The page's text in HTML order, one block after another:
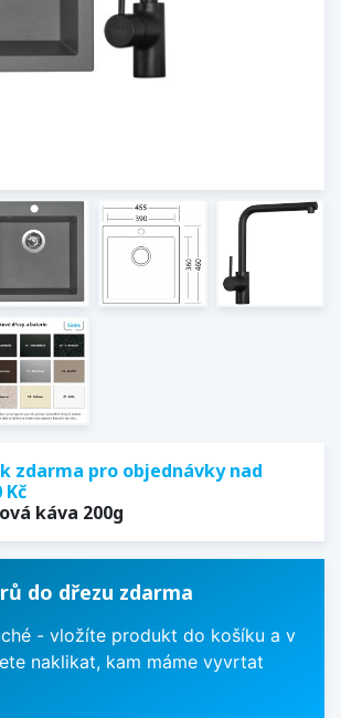
zdarma pro objednávky nad
Kč
káva 200g
do dřezu zdarma
- vložíte produkt do košíku a v
naklikat, kam máme vyvrtat